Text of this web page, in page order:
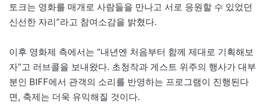
토크는 영화를 매개로 사람들을 만나고 서로 응원할 수 있었던
신선한 자리”라고 참여소감을 밝혔다.
이후 영화제 측에서는 “내년엔 처음부터 함께 제대로 기획해보
자”고 러브콜을 보내왔다. 초청작과 게스트 위주의 행사가 대부
분인 BIFF에서 관객의 소리를 반영하는 프로그램이 진행된다
면, 축제는 더욱 유익해질 것이다.